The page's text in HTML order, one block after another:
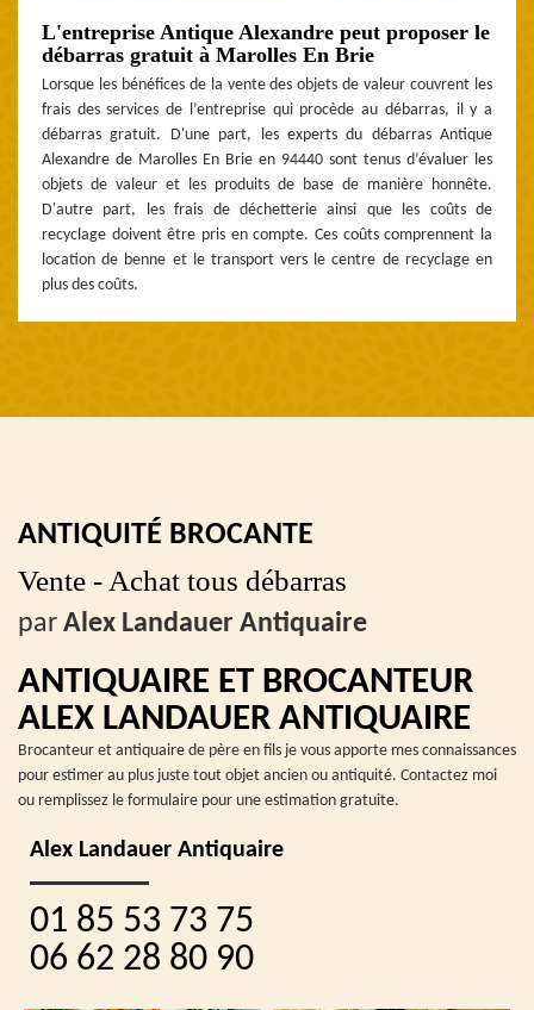
L'entreprise Antique Alexandre peut proposer le
débarras gratuit à Marolles En Brie
Lorsque les bénéfices de la vente des objets de valeur couvrent les
frais des services de l’entreprise qui procède au débarras, il y a
débarras gratuit. D'une part, les experts du débarras Antique
Alexandre de Marolles En Brie en 94440 sont tenus d’évaluer les
objets de valeur et les produits de base de manière honnête.
D'autre part, les frais de déchetterie ainsi que les coûts de
recyclage doivent être pris en compte. Ces coûts comprennent la
location de benne et le transport vers le centre de recyclage en
plus des coûts.
ANTIQUITÉ BROCANTE
Vente - Achat tous débarras
par Alex Landauer Antiquaire
ANTIQUAIRE ET BROCANTEUR
ALEX LANDAUER ANTIQUAIRE
Brocanteur et antiquaire de père en fils je vous apporte mes connaissances
pour estimer au plus juste tout objet ancien ou antiquité. Contactez moi
ou remplissez le formulaire pour une estimation gratuite.
Alex Landauer Antiquaire
01 85 53 73 75
06 62 28 80 90